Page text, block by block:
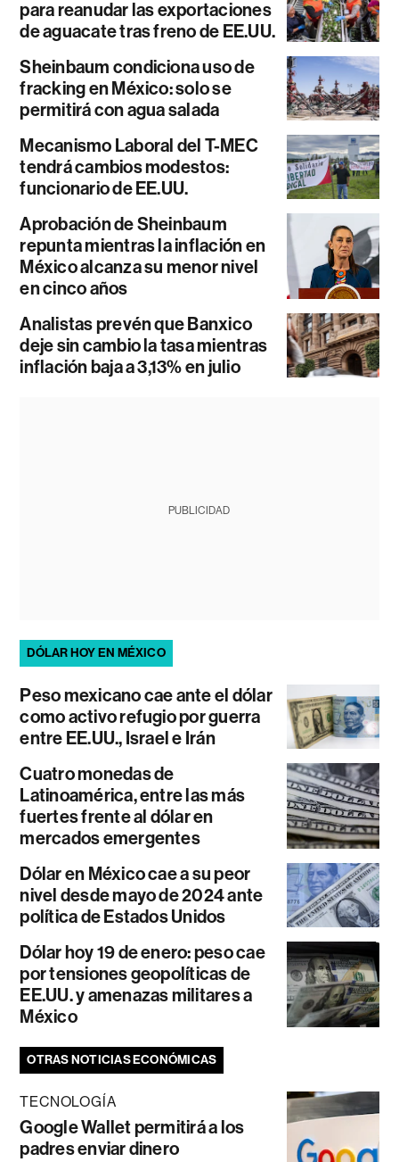
para reanudar las exportaciones
de aguacate tras freno de EE.UU.
Sheinbaum condiciona uso de
fracking en México: solo se
permitirá con agua salada
Mecanismo Laboral del T-MEC
tendrá cambios modestos:
funcionario de EE.UU.
Aprobación de Sheinbaum
repunta mientras la inflación en
México alcanza su menor nivel
en cinco años
Analistas prevén que Banxico
deje sin cambio la tasa mientras
inflación baja a 3,13% en julio
PUBLICIDAD
DÓLAR HOY EN MÉXICO
Peso mexicano cae ante el dólar
como activo refugio por guerra
entre EE.UU., Israel e Irán
Cuatro monedas de
Latinoamérica, entre las más
fuertes frente al dólar en
mercados emergentes
Dólar en México cae a su peor
nivel desde mayo de 2024 ante
política de Estados Unidos
Dólar hoy 19 de enero: peso cae
por tensiones geopolíticas de
EE.UU. y amenazas militares a
México
OTRAS NOTICIAS ECONÓMICAS
TECNOLOGÍA
Google Wallet permitirá a los
padres enviar dinero